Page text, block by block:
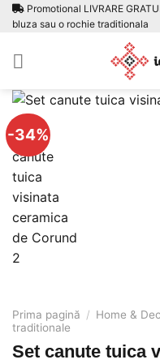
Skip Promotional LIVRARE
bluza sau o rochie traditionala
-34%
Prima pagină / Home &
traditionale
Set canute tuica